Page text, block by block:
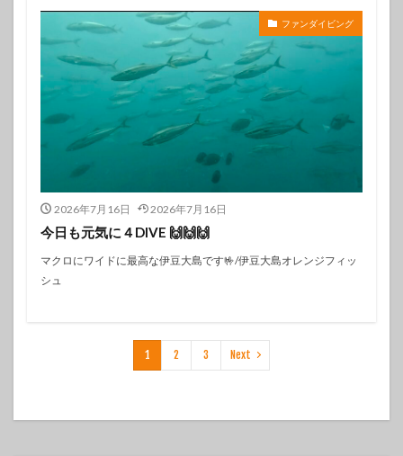
ファンダイビング
2026年7月16日 2026年7月16日
今日も元気に４DIVE 🙌🙌🙌
マクロにワイドに最高な伊豆大島です🤟/伊豆大島オレンジフィッ
シュ
1 2 3 Next